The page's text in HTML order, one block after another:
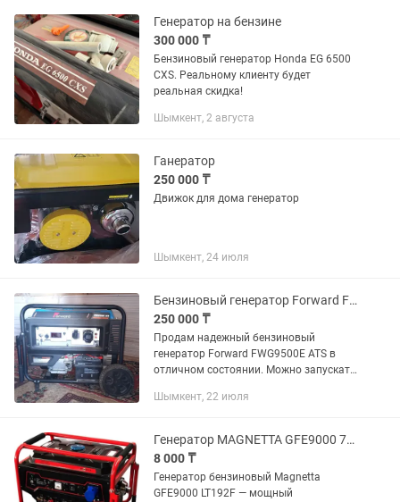
работает ровно и...
Генератор на бензине
300 000 ₸
Бензиновый генератор Honda EG 6500
CXS. Реальному клиенту будет
реальная скидка!
Шымкент, 2 августа
Ганератор
250 000 ₸
Движок для дома генератор
Шымкент, 24 июля
Бензиновый генератор Forward FWG9500E с автозапуском б/у
250 000 ₸
Продам надежный бензиновый
генератор Forward FWG9500E ATS в
отличном состоянии. Можно запускать
система ATS, поэтому автоматически
Шымкент, 22 июля
Генератор MAGNETTA GFE9000 7.5квт
8 000 ₸
Генератор бензиновый Magnetta
GFE9000 LT192F — мощный